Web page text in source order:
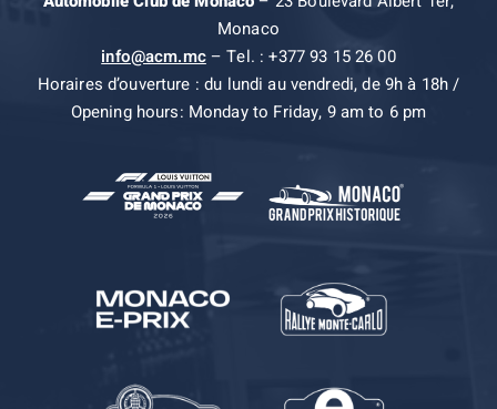
Monaco
info@acm.mc– Tel. : +377 93 15 26 00
Horaires d’ouverture : du lundi au vendredi, de 9h à 18h /
Opening hours: Monday to Friday, 9 am to 6 pm